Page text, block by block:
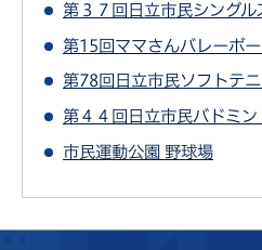
第３７回日立市民シングル
第15回ママさんバレーボー
第78回日立市民ソフトテ
第４４回日立市民バドミン
市民運動公園 野球場